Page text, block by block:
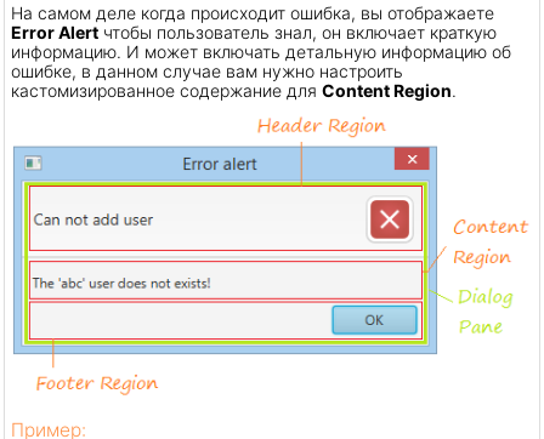
На самом деле когда происходит ошибка, вы отображаете
Error Alert чтобы пользователь знал, он включает краткую
информацию. И может включать детальную информацию об
ошибке, в данном случае вам нужно настроить
кастомизированное содержание для Content Region.
Пример: